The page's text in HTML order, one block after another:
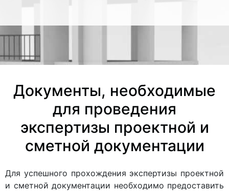
Документы, необходимые
для проведения
экспертизы проектной и
сметной документации
Для успешного прохождения экспертизы проектной
и сметной документации необходимо предоставить